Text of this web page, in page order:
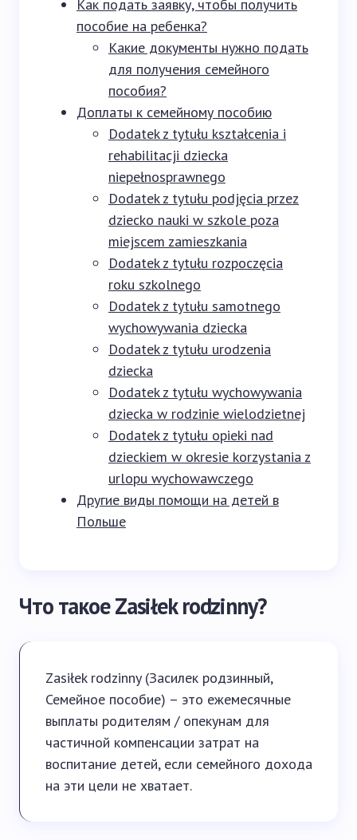
Как подать заявку, чтобы получить
пособие на ребенка?
Какие документы нужно подать
для получения семейного
пособия?
Доплаты к семейному пособию
Dodatek z tytułu kształcenia i
rehabilitacji dziecka
niepełnosprawnego
Dodatek z tytułu podjęcia przez
dziecko nauki w szkole poza
miejscem zamieszkania
Dodatek z tytułu rozpoczęcia
roku szkolnego
Dodatek z tytułu samotnego
wychowywania dziecka
Dodatek z tytułu urodzenia
dziecka
Dodatek z tytułu wychowywania
dziecka w rodzinie wielodzietnej
Dodatek z tytułu opieki nad
dzieckiem w okresie korzystania z
urlopu wychowawczego
Другие виды помощи на детей в
Польше
Что такое Zasiłek rodzinny?
Zasiłek rodzinny (Засилек родзинный,
Семейное пособие) – это ежемесячные
выплаты родителям / опекунам для
частичной компенсации затрат на
воспитание детей, если семейного дохода
на эти цели не хватает.